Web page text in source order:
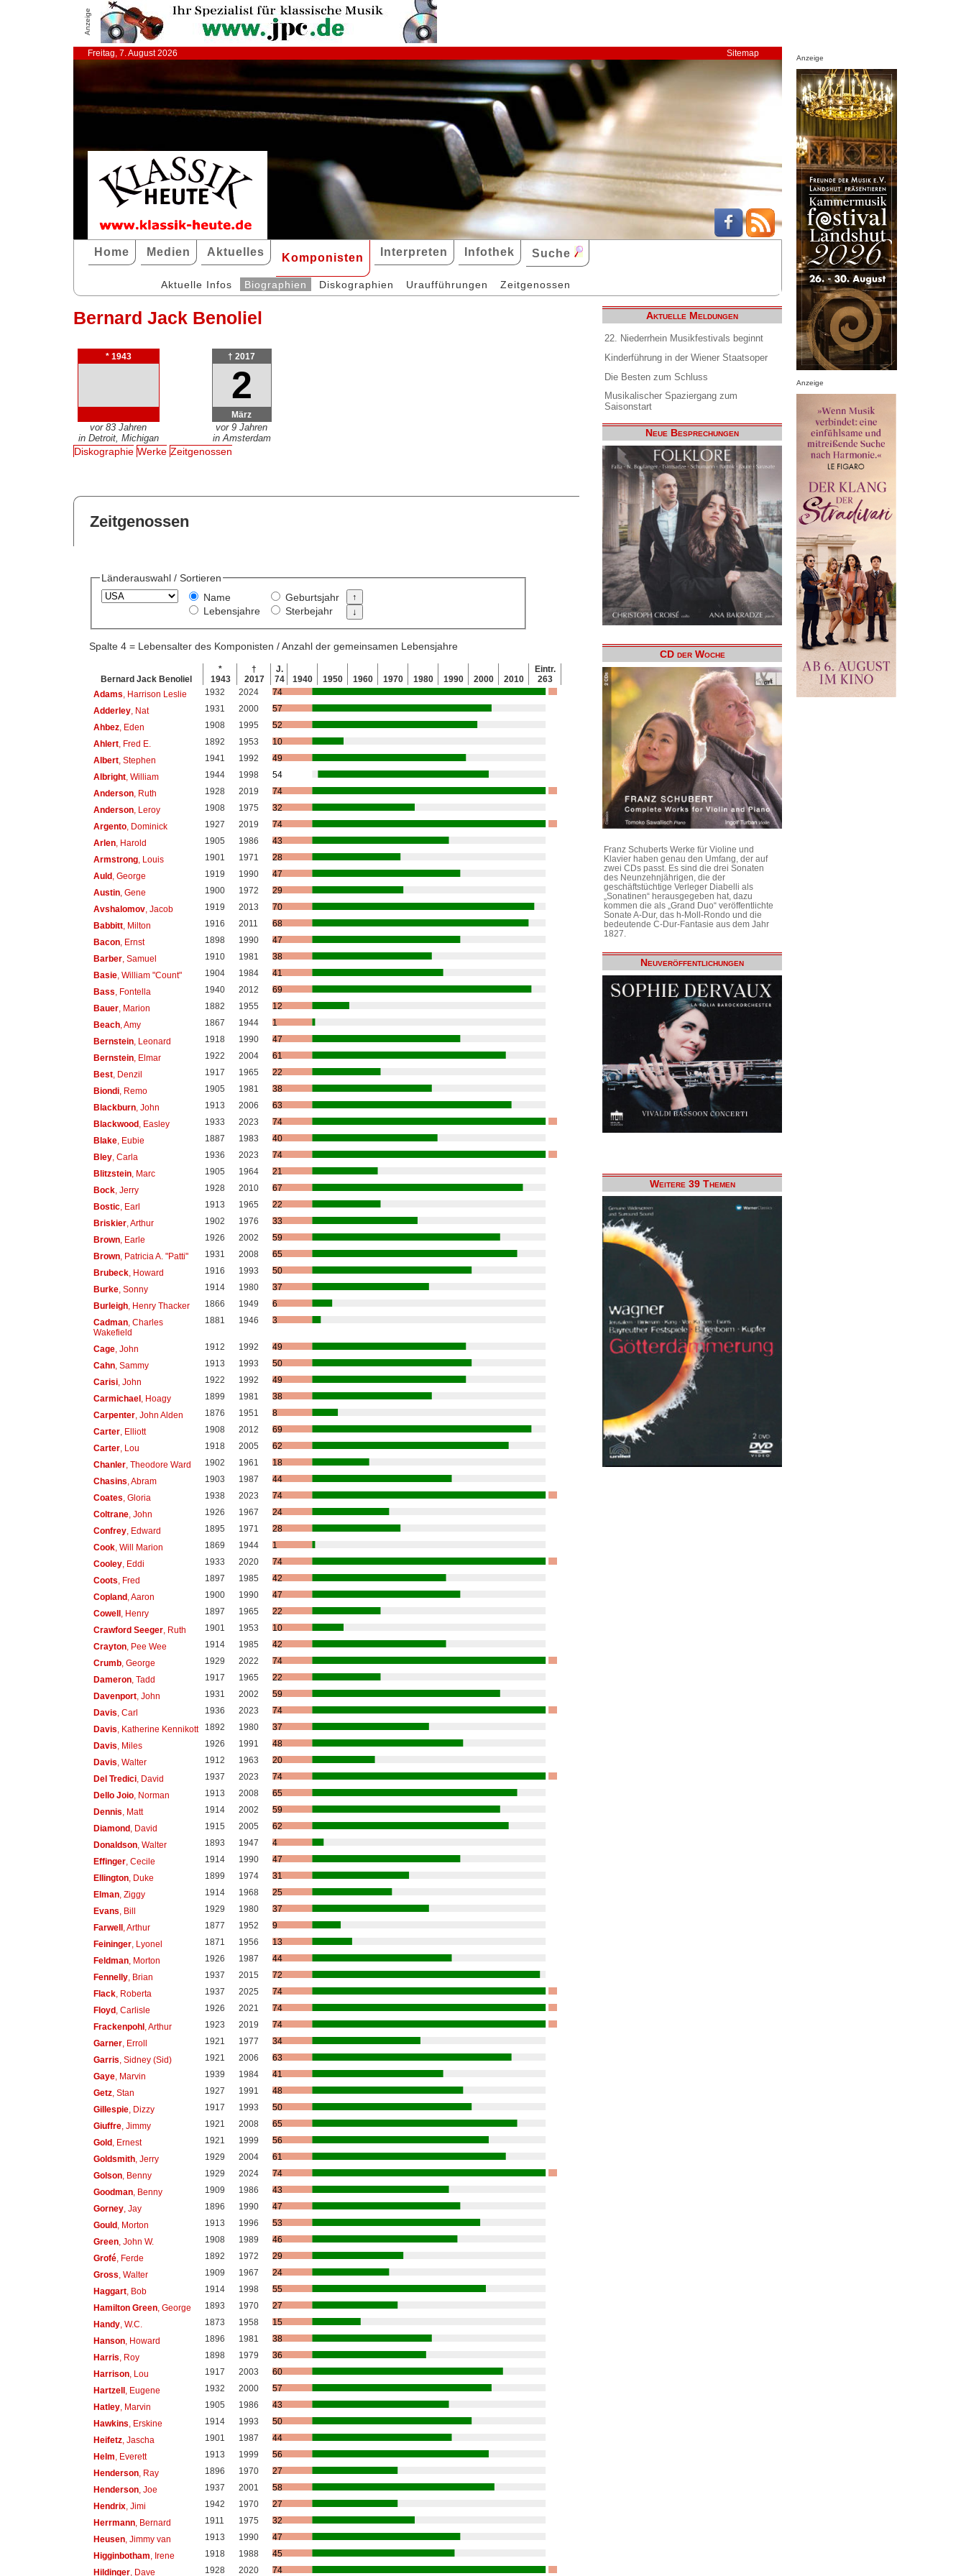
Anzeige
Freitag, 7. August 2026 Sitemap
Home Medien Aktuelles Komponisten Interpreten Infothek Suche
Aktuelle Infos Biographien Diskographien Uraufführungen Zeitgenossen
Bernard Jack Benoliel
* 1943
vor 83 Jahren
in Detroit, Michigan
† 2017
2
März
vor 9 Jahren
in Amsterdam
Diskographie Werke Zeitgenossen
Zeitgenossen
Länderauswahl / Sortieren
Name
Lebensjahre
Geburtsjahr
Sterbejahr
Spalte 4 = Lebensalter des Komponisten / Anzahl der gemeinsamen Lebensjahre
Bernard Jack Benoliel
*
1943
†
2017
J.
74
1940 1950 1960 1970 1980 1990 2000 2010
Eintr.
263
Adams, Harrison Leslie 1932 2024
74
Adderley, Nat 1931 2000
57
Ahbez, Eden 1908 1995
52
Ahlert, Fred E. 1892 1953
10
Albert, Stephen 1941 1992
49
Albright, William 1944 1998
54
Anderson, Ruth 1928 2019
74
Anderson, Leroy 1908 1975
32
Argento, Dominick 1927 2019
74
Arlen, Harold 1905 1986
43
Armstrong, Louis 1901 1971
28
Auld, George 1919 1990
47
Austin, Gene 1900 1972
29
Avshalomov, Jacob 1919 2013
70
Babbitt, Milton 1916 2011
68
Bacon, Ernst 1898 1990
47
Barber, Samuel 1910 1981
38
Basie, William "Count" 1904 1984
41
Bass, Fontella 1940 2012
69
Bauer, Marion 1882 1955
12
Beach, Amy 1867 1944
1
Bernstein, Leonard 1918 1990
47
Bernstein, Elmar 1922 2004
61
Best, Denzil 1917 1965
22
Biondi, Remo 1905 1981
38
Blackburn, John 1913 2006
63
Blackwood, Easley 1933 2023
74
Blake, Eubie 1887 1983
40
Bley, Carla 1936 2023
74
Blitzstein, Marc 1905 1964
21
Bock, Jerry 1928 2010
67
Bostic, Earl 1913 1965
22
Briskier, Arthur 1902 1976
33
Brown, Earle 1926 2002
59
Brown, Patricia A. "Patti" 1931 2008
65
Brubeck, Howard 1916 1993
50
Burke, Sonny 1914 1980
37
Burleigh, Henry Thacker 1866 1949
6
Cadman, Charles
Wakefield
1881 1946 3
Cage, John 1912 1992
49
Cahn, Sammy 1913 1993
50
Carisi, John 1922 1992
49
Carmichael, Hoagy 1899 1981
38
Carpenter, John Alden 1876 1951
8
Carter, Elliott 1908 2012
69
Carter, Lou 1918 2005
62
Chanler, Theodore Ward 1902 1961
18
Chasins, Abram 1903 1987
44
Coates, Gloria 1938 2023
74
Coltrane, John 1926 1967
24
Confrey, Edward 1895 1971
28
Cook, Will Marion 1869 1944
1
Cooley, Eddi 1933 2020
74
Coots, Fred 1897 1985
42
Copland, Aaron 1900 1990
47
Cowell, Henry 1897 1965
22
Crawford Seeger, Ruth 1901 1953
10
Crayton, Pee Wee 1914 1985
42
Crumb, George 1929 2022
74
Dameron, Tadd 1917 1965
22
Davenport, John 1931 2002
59
Davis, Carl 1936 2023
74
Davis, Katherine Kennikott 1892 1980
37
Davis, Miles 1926 1991
48
Davis, Walter 1912 1963
20
Del Tredici, David 1937 2023
74
Dello Joio, Norman 1913 2008
65
Dennis, Matt 1914 2002
59
Diamond, David 1915 2005
62
Donaldson, Walter 1893 1947
4
Effinger, Cecile 1914 1990
47
Ellington, Duke 1899 1974
31
Elman, Ziggy 1914 1968
25
Evans, Bill 1929 1980
37
Farwell, Arthur 1877 1952
9
Feininger, Lyonel 1871 1956
13
Feldman, Morton 1926 1987
44
Fennelly, Brian 1937 2015
72
Flack, Roberta 1937 2025
74
Floyd, Carlisle 1926 2021
74
Frackenpohl, Arthur 1923 2019
74
Garner, Erroll 1921 1977
34
Garris, Sidney (Sid) 1921 2006
63
Gaye, Marvin 1939 1984
41
Getz, Stan 1927 1991
48
Gillespie, Dizzy 1917 1993
50
Giuffre, Jimmy 1921 2008
65
Gold, Ernest 1921 1999
56
Goldsmith, Jerry 1929 2004
61
Golson, Benny 1929 2024
74
Goodman, Benny 1909 1986
43
Gorney, Jay 1896 1990
47
Gould, Morton 1913 1996
53
Green, John W. 1908 1989
46
Grofé, Ferde 1892 1972
29
Gross, Walter 1909 1967
24
Haggart, Bob 1914 1998
55
Hamilton Green, George 1893 1970
27
Handy, W.C. 1873 1958
15
Hanson, Howard 1896 1981
38
Harris, Roy 1898 1979
36
Harrison, Lou 1917 2003
60
Hartzell, Eugene 1932 2000
57
Hatley, Marvin 1905 1986
43
Hawkins, Erskine 1914 1993
50
Heifetz, Jascha 1901 1987
44
Helm, Everett 1913 1999
56
Henderson, Ray 1896 1970
27
Henderson, Joe 1937 2001
58
Hendrix, Jimi 1942 1970
27
Herrmann, Bernard 1911 1975
32
Heusen, Jimmy van 1913 1990
47
Higginbotham, Irene 1918 1988
45
Hildinger, Dave 1928 2020 74
Aktuelle Meldungen
22. Niederrhein Musikfestivals beginnt
Kinderführung in der Wiener Staatsoper
Die Besten zum Schluss
Musikalischer Spaziergang zum
Saisonstart
Neue Besprechungen
CD der Woche
Franz Schuberts Werke für Violine und
Klavier haben genau den Umfang, der auf
zwei CDs passt. Es sind die drei Sonaten
des Neunzehnjährigen, die der
geschäftstüchtige Verleger Diabelli als
„Sonatinen“ herausgegeben hat, dazu
kommen die als „Grand Duo“ veröffentlichte
Sonate A-Dur, das h-Moll-Rondo und die
bedeutende C-Dur-Fantasie aus dem Jahr
1827.
Neuveröffentlichungen
Weitere 39 Themen
Anzeige
Anzeige